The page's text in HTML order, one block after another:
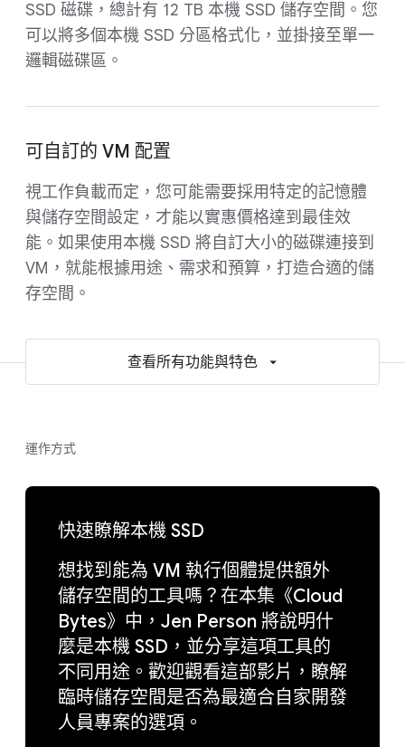
SSD 磁碟，總計有 12 TB 本機 SSD 儲存空間。您
可以將多個本機 SSD 分區格式化，並掛接至單一
邏輯磁碟區。
可自訂的 VM 配置
視工作負載而定，您可能需要採用特定的記憶體
與儲存空間設定，才能以實惠價格達到最佳效
能。如果使用本機 SSD 將自訂大小的磁碟連接到
VM，就能根據用途、需求和預算，打造合適的儲
存空間。
查看所有功能與特色
運作方式
快速瞭解本機 SSD
想找到能為 VM 執行個體提供額外
儲存空間的工具嗎？在本集《Cloud
Bytes》中，Jen Person 將說明什
麼是本機 SSD，並分享這項工具的
不同用途。歡迎觀看這部影片，瞭解
臨時儲存空間是否為最適合自家開發
人員專案的選項。